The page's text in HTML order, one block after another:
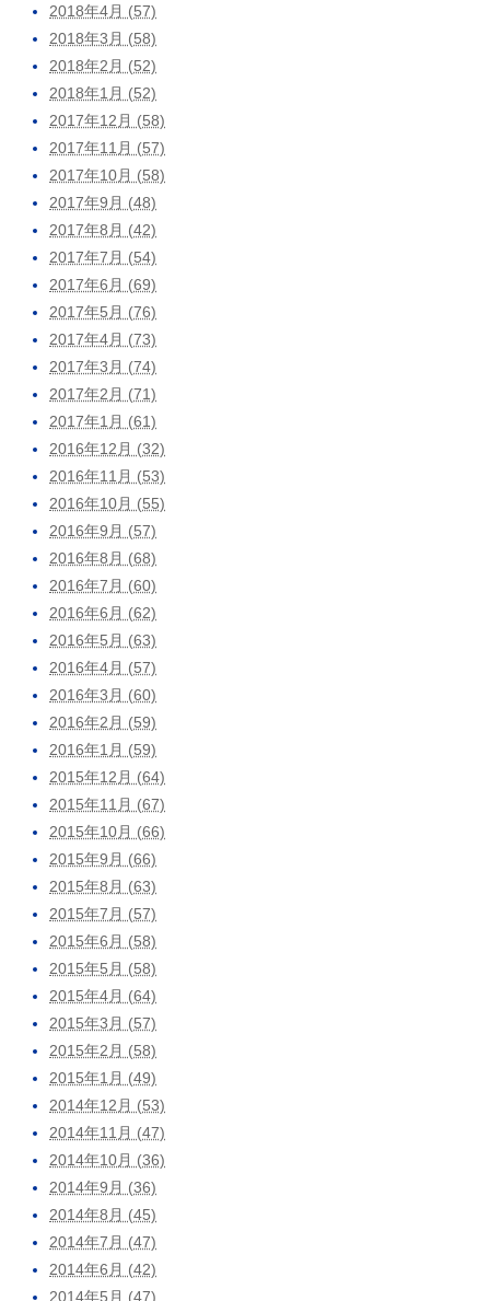
2018年4月 (57)
2018年3月 (58)
2018年2月 (52)
2018年1月 (52)
2017年12月 (58)
2017年11月 (57)
2017年10月 (58)
2017年9月 (48)
2017年8月 (42)
2017年7月 (54)
2017年6月 (69)
2017年5月 (76)
2017年4月 (73)
2017年3月 (74)
2017年2月 (71)
2017年1月 (61)
2016年12月 (32)
2016年11月 (53)
2016年10月 (55)
2016年9月 (57)
2016年8月 (68)
2016年7月 (60)
2016年6月 (62)
2016年5月 (63)
2016年4月 (57)
2016年3月 (60)
2016年2月 (59)
2016年1月 (59)
2015年12月 (64)
2015年11月 (67)
2015年10月 (66)
2015年9月 (66)
2015年8月 (63)
2015年7月 (57)
2015年6月 (58)
2015年5月 (58)
2015年4月 (64)
2015年3月 (57)
2015年2月 (58)
2015年1月 (49)
2014年12月 (53)
2014年11月 (47)
2014年10月 (36)
2014年9月 (36)
2014年8月 (45)
2014年7月 (47)
2014年6月 (42)
2014年5月 (47)